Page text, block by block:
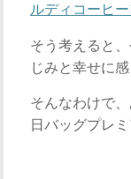
ルディコーヒ
そう考えると
じみと幸せに感
そんなわけで
日バッグプレ